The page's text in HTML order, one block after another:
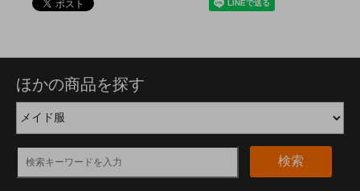
ほかの商品を探す
検索